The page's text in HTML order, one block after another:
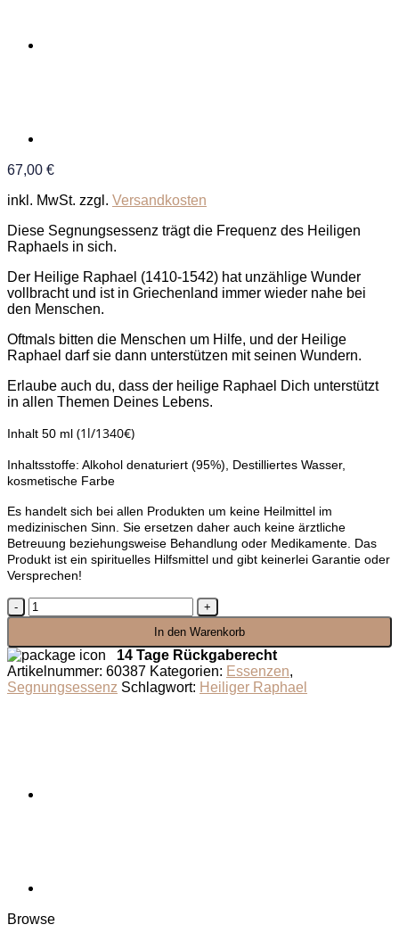
67,00 €
inkl. MwSt. zzgl. Versandkosten
Diese Segnungsessenz trägt die Frequenz des Heiligen
Raphaels in sich.
Der Heilige Raphael (1410-1542) hat unzählige Wunder
vollbracht und ist in Griechenland immer wieder nahe bei
den Menschen.
Oftmals bitten die Menschen um Hilfe, und der Heilige
Raphael darf sie dann unterstützen mit seinen Wundern.
Erlaube auch du, dass der heilige Raphael Dich unterstützt
in allen Themen Deines Lebens.
Inhalt 50 ml (1l/1340€)
Inhaltsstoffe: Alkohol denaturiert (95%), Destilliertes Wasser,
kosmetische Farbe
Es handelt sich bei allen Produkten um keine Heilmittel im
medizinischen Sinn. Sie ersetzen daher auch keine ärztliche
Betreuung beziehungsweise Behandlung oder Medikamente. Das
Produkt ist ein spirituelles Hilfsmittel und gibt keinerlei Garantie oder
Versprechen!
Segnungsessenz
Heiliger
Menge
In den Warenkorb
14 Tage Rückgaberecht
Artikelnummer: 60387 Kategorien: Essenzen,
Segnungsessenz Schlagwort: Heiliger Raphael
Browse